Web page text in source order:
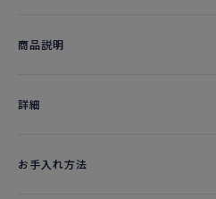
商品説明
詳細​
お手入れ方法